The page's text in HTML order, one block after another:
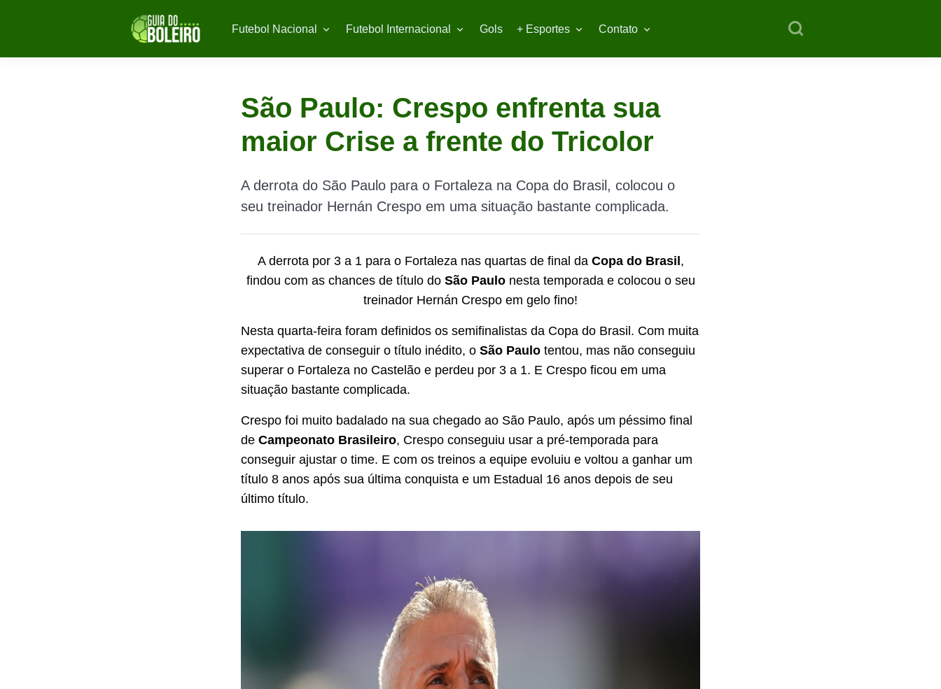
Futebol Nacional Futebol Internacional Gols + Esportes Contato
São Paulo: Crespo enfrenta sua
maior Crise a frente do Tricolor
A derrota do São Paulo para o Fortaleza na Copa do Brasil, colocou o
seu treinador Hernán Crespo em uma situação bastante complicada.
A derrota por 3 a 1 para o Fortaleza nas quartas de final da Copa do Brasil ,
findou com as chances de título do São Paulonesta temporada e colocou o seu
treinador Hernán Crespo em gelo fino!
Nesta quarta-feira foram definidos os semifinalistas da Copa do Brasil. Com muita
expectativa de conseguir o título inédito, o São Paulo tentou, mas não conseguiu
superar o Fortaleza no Castelão e perdeu por 3 a 1. E Crespo ficou em uma
situação bastante complicada.
Crespo foi muito badalado na sua chegado ao São Paulo, após um péssimo final
de Campeonato Brasileiro, Crespo conseguiu usar a pré-temporada para
conseguir ajustar o time. E com os treinos a equipe evoluiu e voltou a ganhar um
título 8 anos após sua última conquista e um Estadual 16 anos depois de seu
último título.